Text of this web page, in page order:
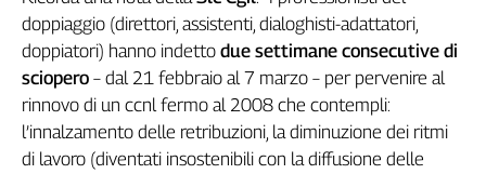
Sassolino
Linea
Economica
Tech
It
Easy
doppiaggio (direttori, assistenti, dialoghisti-adattatori,
doppiatori) hanno indetto due settimane consecutive di
sciopero – dal 21 febbraio al 7 marzo – per pervenire al
rinnovo di un ccnl fermo al 2008 che contempli:
l’innalzamento delle retribuzioni, la diminuzione dei ritmi
di lavoro (diventati insostenibili con la diffusione delle